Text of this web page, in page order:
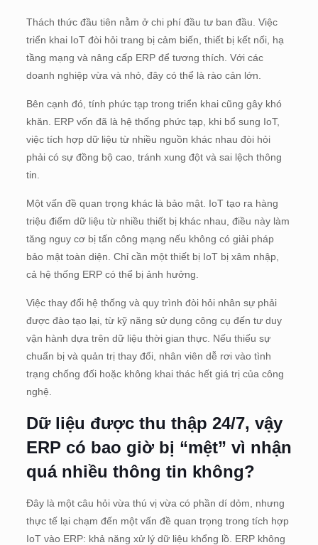
Thách thức đầu tiên nằm ở chi phí đầu tư ban đầu. Việc
triển khai IoT đòi hỏi trang bị cảm biến, thiết bị kết nối, hạ
tầng mạng và nâng cấp ERP để tương thích. Với các
doanh nghiệp vừa và nhỏ, đây có thể là rào cản lớn.
Bên cạnh đó, tính phức tạp trong triển khai cũng gây khó
khăn. ERP vốn đã là hệ thống phức tạp, khi bổ sung IoT,
việc tích hợp dữ liệu từ nhiều nguồn khác nhau đòi hỏi
phải có sự đồng bộ cao, tránh xung đột và sai lệch thông
tin.
Một vấn đề quan trọng khác là bảo mật. IoT tạo ra hàng
triệu điểm dữ liệu từ nhiều thiết bị khác nhau, điều này làm
tăng nguy cơ bị tấn công mạng nếu không có giải pháp
bảo mật toàn diện. Chỉ cần một thiết bị IoT bị xâm nhập,
cả hệ thống ERP có thể bị ảnh hưởng.
Việc thay đổi hệ thống và quy trình đòi hỏi nhân sự phải
được đào tạo lại, từ kỹ năng sử dụng công cụ đến tư duy
vận hành dựa trên dữ liệu thời gian thực. Nếu thiếu sự
chuẩn bị và quản trị thay đổi, nhân viên dễ rơi vào tình
trạng chống đối hoặc không khai thác hết giá trị của công
nghệ.
Dữ liệu được thu thập 24/7, vậy
ERP có bao giờ bị “mệt” vì nhận
quá nhiều thông tin không?
Đây là một câu hỏi vừa thú vị vừa có phần dí dỏm, nhưng
thực tế lại chạm đến một vấn đề quan trọng trong tích hợp
IoT vào ERP: khả năng xử lý dữ liệu khổng lồ. ERP không